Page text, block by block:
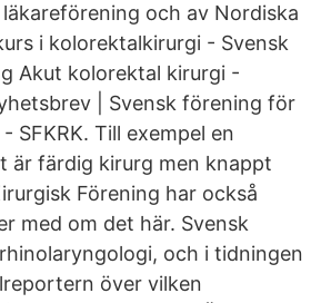
läkareförening och av Nordiska
i kolorektalkirurgi - Svensk
Akut kolorektal kirurgi -
| Svensk förening för
SFKRK. Till exempel en
är färdig kirurg men knappt
Förening har också
med om det här. Svensk
och i tidningen
över vilken